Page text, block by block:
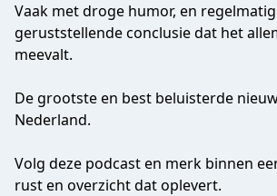
Vaak met droge humor, en
geruststellende conclusie dat het
meevalt.
De grootste en best beluisterde
Nederland.
Volg deze podcast en merk binnen
rust en overzicht dat oplevert.